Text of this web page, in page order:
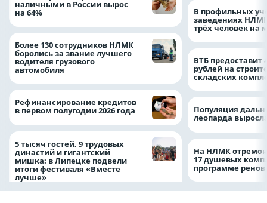
наличными в России вырос
на 64%
Более 130 сотрудников НЛМК
боролись за звание лучшего
водителя грузового
автомобиля
Рефинансирование кредитов
в первом полугодии 2026 года
5 тысяч гостей, 9 трудовых
династий и гигантский
мишка: в Липецке подвели
итоги фестиваля «Вместе
лучше»
В профильных
заведениях
трёх человек на
ВТБ предоставит
рублей на
складских
Популяция
леопарда
На НЛМК
17 душевых
программе